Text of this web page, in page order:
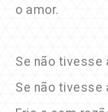
o amor.
Se não tivesse
Se não tivesse